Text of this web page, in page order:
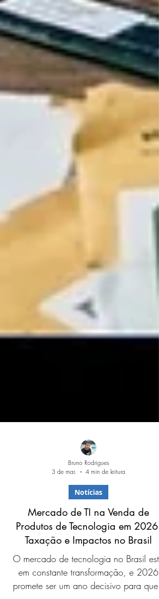
3 de mar.
4 min de leitura
Notícias
Mercado de TI na Venda de
Produtos de Tecnologia em 2026:
Taxação e Impactos no Brasil
O mercado de tecnologia no Brasil está
em constante transformação, e 2026